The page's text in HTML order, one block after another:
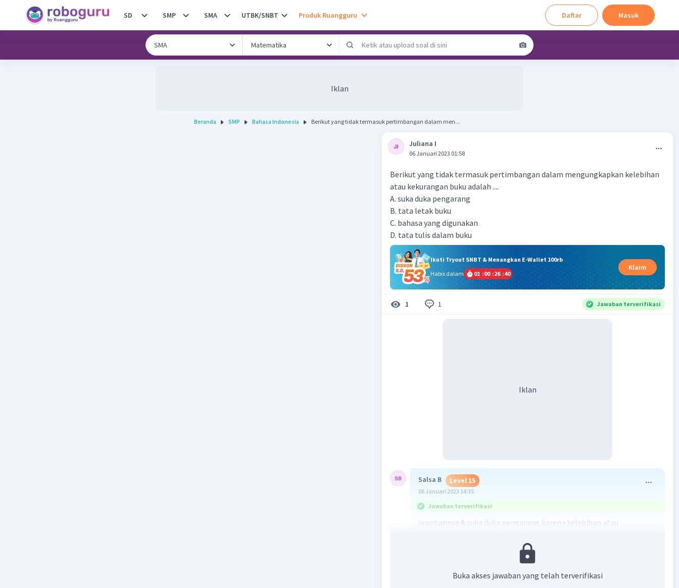
SD SMP SMA UTBK/SNBT Produk Ruangguru Daftar Masuk
Iklan
Beranda SMP Bahasa Indonesia Berikut yang tidak termasuk pertimbangan dalam men...
Juliana I
06 Januari 2023 01:58
Berikut yang tidak termasuk pertimbangan dalam mengungkapkan kelebihan
atau kekurangan buku adalah ....
A. suka duka pengarang
B. tata letak buku
C. bahasa yang digunakan
D. tata tulis dalam buku
Ikuti Tryout SNBT & Menangkan E-Wallet 100rb
Habis dalam
01 :00 :26 :40
Klaim
1 1 Jawaban terverifikasi
Iklan
Salsa B Level 15
06 Januari 2023 14:35
Jawaban terverifikasi
jawabannya A.suka duka pengarang,karena kelebihan atau
Beri Rating· 0.0(0) Balas
Buka akses jawaban yang telah terverifikasi